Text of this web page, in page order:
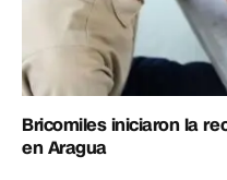
Bricomiles iniciaron la
en Aragua